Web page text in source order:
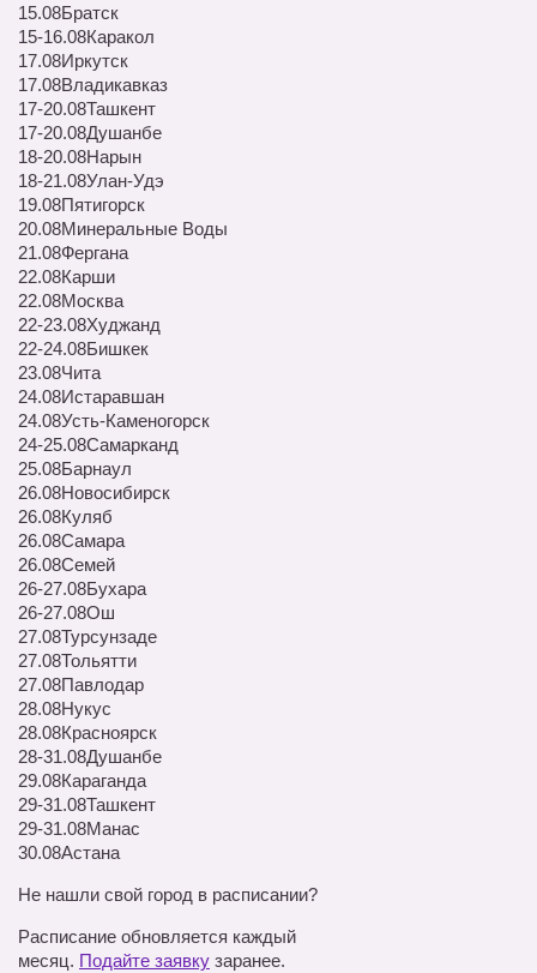
15.08Братск
15-16.08Каракол
17.08Иркутск
17.08Владикавказ
17-20.08Ташкент
17-20.08Душанбе
18-20.08Нарын
18-21.08Улан-Удэ
19.08Пятигорск
20.08Минеральные Воды
21.08Фергана
22.08Карши
22.08Москва
22-23.08Худжанд
22-24.08Бишкек
23.08Чита
24.08Истаравшан
24.08Усть-Каменогорск
24-25.08Самарканд
25.08Барнаул
26.08Новосибирск
26.08Куляб
26.08Самара
26.08Семей
26-27.08Бухара
26-27.08Ош
27.08Турсунзаде
27.08Тольятти
27.08Павлодар
28.08Нукус
28.08Красноярск
28-31.08Душанбе
29.08Караганда
29-31.08Ташкент
29-31.08Манас
30.08Астана
Не нашли свой город в расписании?
Расписание обновляется каждый
месяц. Подайте заявку заранее.